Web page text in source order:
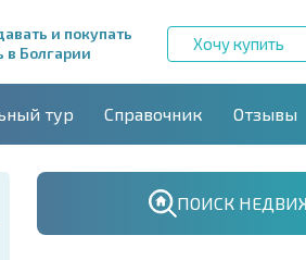
и покупать
Болгарии
Хочу купить
тур Справочник Отзывы
ПОИСК